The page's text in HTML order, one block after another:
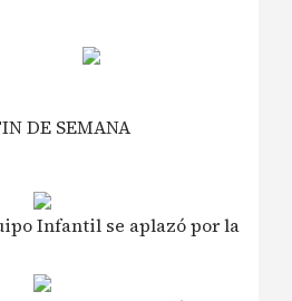
DE SEMANA
Infantil se aplazó por la